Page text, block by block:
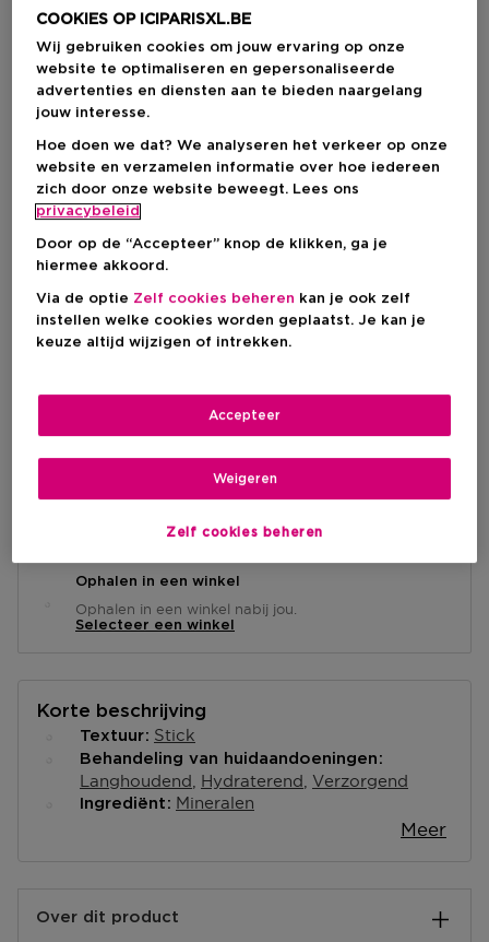
Kies je kleur
508 - ECCENTRIC Op voorraad
€ 52,00
IN WINKELMANDJE
Levering aan huis
Op voorraad-
Ophalen in een winkel
Ophalen in een winkel nabij jou.
Selecteer een winkel
Korte beschrijving
Textuur Stick
Behandeling van huidaandoeningen
Langhoudend Hydraterend Verzorgend
Ingrediënt Mineralen
Meer
Over dit product
COOKIES OP ICIPARISXL.BE
Wij gebruiken cookies om jouw ervaring op onze
website te optimaliseren en gepersonaliseerde
advertenties en diensten aan te bieden naargelang
jouw interesse.
Hoe doen we dat? We analyseren het verkeer op onze
website en verzamelen informatie over hoe iedereen
zich door onze website beweegt. Lees ons
privacybeleid
Door op de “Accepteer” knop de klikken, ga je
hiermee akkoord.
Via de optie Zelf cookies beheren kan je ook zelf
instellen welke cookies worden geplaatst. Je kan je
keuze altijd wijzigen of intrekken.
Zelf cookies beheren
Weigeren
Accepteer